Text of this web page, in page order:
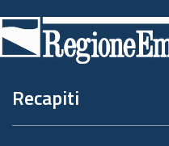
di
pagina
Recapiti